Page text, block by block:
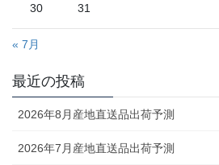
30 31
« 7月
最近の投稿
2026年8月産地直送品出荷予測
2026年7月産地直送品出荷予測